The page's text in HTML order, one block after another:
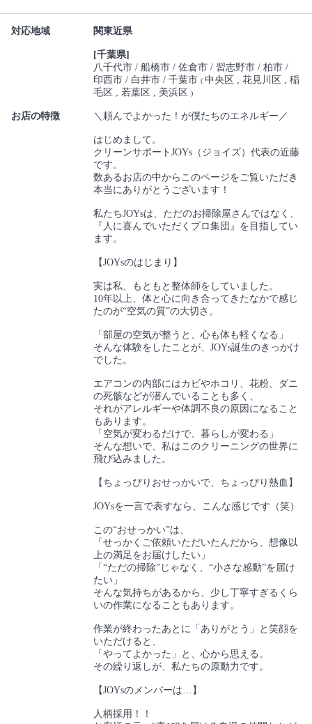
対応地域 関東近県
[千葉県]
八千代市 船橋市 佐倉市 習志野市 柏市
印西市 白井市 千葉市(中央区 花見川区
稲
毛区
若葉区 美浜区)
お店の特徴 ＼頼んでよかった！が僕たちのエネルギー／
はじめまして。
クリーンサポートJOYs（ジョイズ）代表の近藤
です。
数あるお店の中からこのページをご覧いただき
本当にありがとうございます！
私たちJOYsは、ただのお掃除屋さんではなく、
『人に喜んでいただくプロ集団』を目指してい
ます。
【JOYsのはじまり】
実は私、もともと整体師をしていました。
10年以上、体と心に向き合ってきたなかで感じ
たのが“空気の質”の大切さ。
「部屋の空気が整うと、心も体も軽くなる」
そんな体験をしたことが、JOYs誕生のきっかけ
でした。
エアコンの内部にはカビやホコリ、花粉、ダニ
の死骸などが潜んでいることも多く、
それがアレルギーや体調不良の原因になること
もあります。
「空気が変わるだけで、暮らしが変わる」
そんな想いで、私はこのクリーニングの世界に
飛び込みました。
【ちょっぴりおせっかいで、ちょっぴり熱血】
JOYsを一言で表すなら、こんな感じです（笑）
この“おせっかい”は、
「せっかくご依頼いただいたんだから、想像以
上の満足をお届けしたい」
「“ただの掃除”じゃなく、“小さな感動”を届け
たい」
そんな気持ちがあるから、少し丁寧すぎるくら
いの作業になることもあります。
作業が終わったあとに「ありがとう」と笑顔を
いただけると、
「やってよかった」と、心から思える。
その繰り返しが、私たちの原動力です。
【JOYsのメンバーは…】
人柄採用！！